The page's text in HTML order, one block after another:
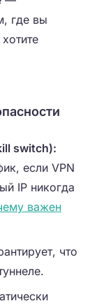
где вы
switch):
если VPN
IP никогда
важен
что